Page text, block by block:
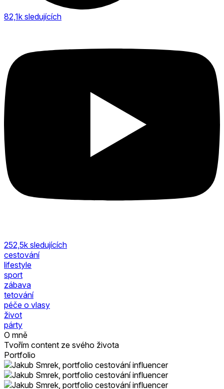
82,1k sledujících
252,5k sledujících
cestování
lifestyle
sport
zábava
tetování
péče o vlasy
život
párty
O mně
Tvořím content ze svého života
Portfolio